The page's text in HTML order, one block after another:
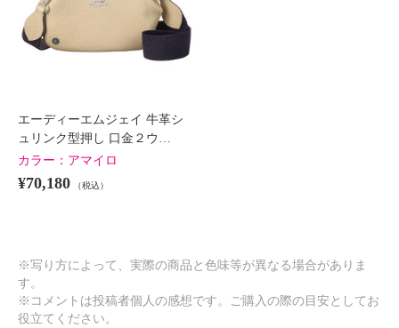
エーディーエムジェイ 牛革シ
ュリンク型押し 口金２ウ…
カラー： アマイロ
¥70,180 （税込）
※写り方によって、実際の商品と色味等が異なる場合がありま
す。
※コメントは投稿者個人の感想です。ご購入の際の目安としてお
役立てください。